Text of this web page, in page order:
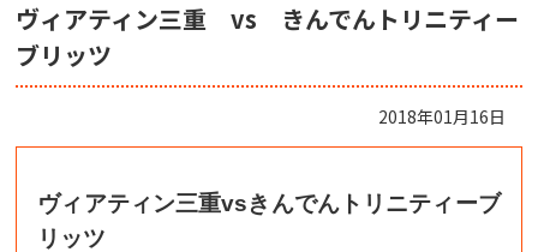
ヴィアティン三重 vs きんでんトリニティー
ブリッツ
2018年01月16日
ヴィアティン三重vsきんでんトリニティーブ
リッツ